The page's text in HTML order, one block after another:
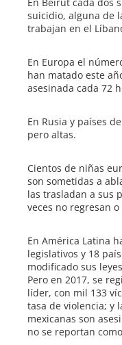
suicidio, alguna de
trabajan en el
En Europa el
han matado este
asesinada cada 72
En Rusia y países
pero altas.
Cientos de niñas
son sometidas a
las trasladan a sus
veces no regresan
En América Latina
legislativos y 18
modificado sus
Pero en 2017, se
líder, con mil 133
tasa de violencia; y
mexicanas son
no se reportan